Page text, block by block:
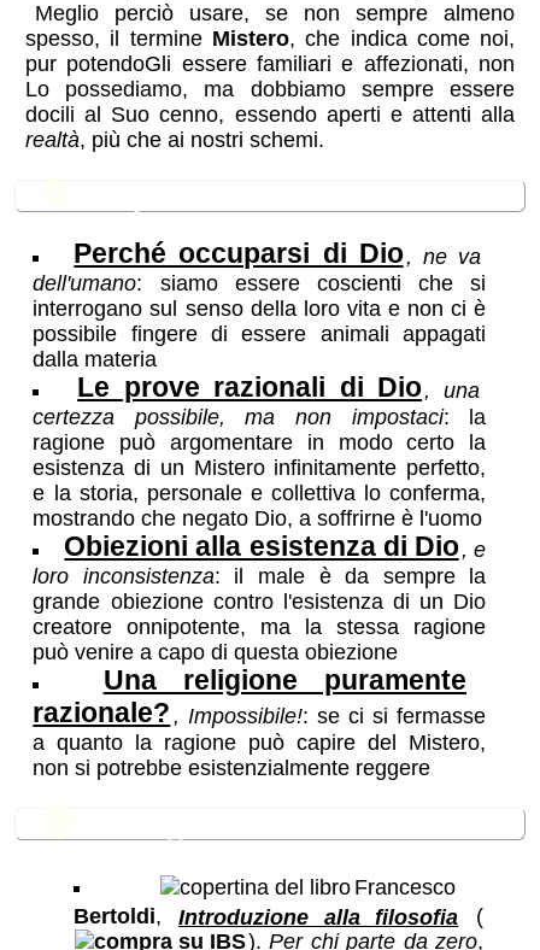
Meglio perciò usare, se non sempre almeno
spesso, il termine Mistero, che indica come noi,
pur potendoGli essere familiari e affezionati, non
Lo possediamo, ma dobbiamo sempre essere
docili al Suo cenno, essendo aperti e attenti alla
realtà, più che ai nostri schemi.
Perché occuparsi di Dio, ne va
dell'umano: siamo essere coscienti che si
interrogano sul senso della loro vita e non ci è
possibile fingere di essere animali appagati
dalla materia
Le prove razionali di Dio, una
certezza possibile, ma non impostaci: la
ragione può argomentare in modo certo la
esistenza di un Mistero infinitamente perfetto,
e la storia, personale e collettiva lo conferma,
mostrando che negato Dio, a soffrirne è l'uomo
Obiezioni alla esistenza di Dio, e
loro inconsistenza: il male è da sempre la
grande obiezione contro l'esistenza di un Dio
creatore onnipotente, ma la stessa ragione
può venire a capo di questa obiezione
Una religione puramente
razionale? , Impossibile!: se ci si fermasse
a quanto la ragione può capire del Mistero,
non si potrebbe esistenzialmente reggere
Francesco
Bertoldi, Introduzione alla filosofia
(
).Per chi parte da zero,